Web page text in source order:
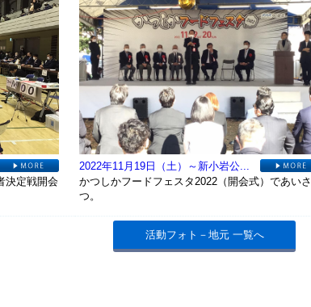
決定戦開会
2022年11月19日（土）～新小岩公...
かつしかフードフェスタ2022（開会式）であいさ
つ。
活動フォト－地元 一覧へ